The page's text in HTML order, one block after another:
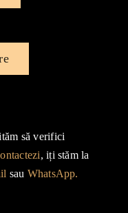
să verifici
, iți stăm la
sau WhatsApp.